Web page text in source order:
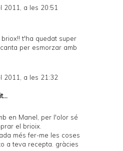
2011, a les 20:51
t'ha quedat super
per esmorzar amb
2011, a les 21:32
en Manel, per l'olor sé
el brioix.
més fer-me les coses
a teva recepta. gràcies